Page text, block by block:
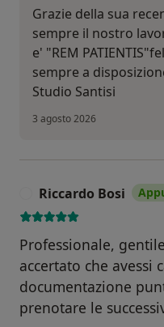
Grazie della sua
sempre il nostro
e' "REM
sempre a
Studio Santisi
3 agosto 2026
Riccardo Bosi
Professionale,
accertato che avessi
documentazione
prenotare le